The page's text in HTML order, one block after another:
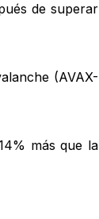
de superar
(AVAX-
más que la